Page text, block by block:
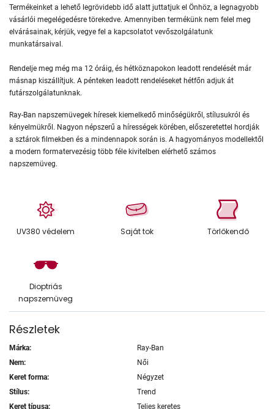
Termékeinket a lehető legrövidebb idő alatt juttatjuk el Önhöz, a legnagyobb
vásárlói megelégedésre törekedve. Amennyiben termékünk nem felel meg
elvárásainak, kérjük, vegye fel a kapcsolatot vevőszolgálatunk
munkatársaival.
Rendelje meg még ma 12 óráig, és hétköznapokon leadott rendelését már
másnap kiszállítjuk. A pénteken leadott rendeléseket hétfőn adjuk át
futárszolgálatunknak.
Ray-Ban napszemüvegek híresek kiemelkedő minőségükről, stílusukról és
kényelmükről. Nagyon népszerű a hírességek körében, előszeretettel hordják
a sztárok filmekben és a mindennapok során is. A hagyományos modellektől
a modern formatervezésig több féle kivitelben elérhető számos
napszemüveg.
UV380 védelem Saját tok Törlőkendő
Dioptriás
napszemüveg
Részletek
Márka:
Ray-Ban
Nem:
Női
Keret forma:
Négyzet
Stílus:
Trend
Keret típusa:
Teljes keretes